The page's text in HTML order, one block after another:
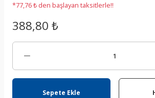
*77,76 ₺ den başlayan taksitlerle!!
388,80 ₺
Sepete Ekle